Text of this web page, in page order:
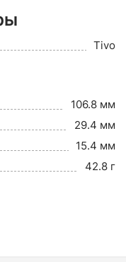
Tivo
106.8 мм
29.4 мм
15.4 мм
42.8 г